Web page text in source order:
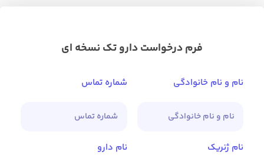
فرم درخواست دارو تک نسخه ای
نام و نام خانوادگی شماره تماس
نام ژنریک نام دارو